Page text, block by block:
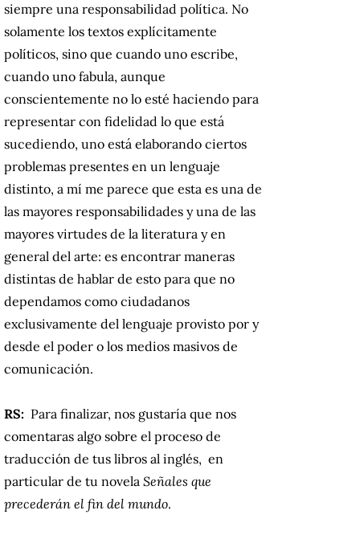
siempre una responsabilidad política. No
solamente los textos explícitamente
políticos, sino que cuando uno escribe,
cuando uno fabula, aunque
conscientemente no lo esté haciendo para
representar con fidelidad lo que está
sucediendo, uno está elaborando ciertos
problemas presentes en un lenguaje
distinto, a mí me parece que esta es una de
las mayores responsabilidades y una de las
mayores virtudes de la literatura y en
general del arte: es encontrar maneras
distintas de hablar de esto para que no
dependamos como ciudadanos
exclusivamente del lenguaje provisto por y
desde el poder o los medios masivos de
comunicación.
RS: Para finalizar, nos gustaría que nos
comentaras algo sobre el proceso de
traducción de tus libros al inglés, en
particular de tu novela Señales que
precederán el fin del mundo.